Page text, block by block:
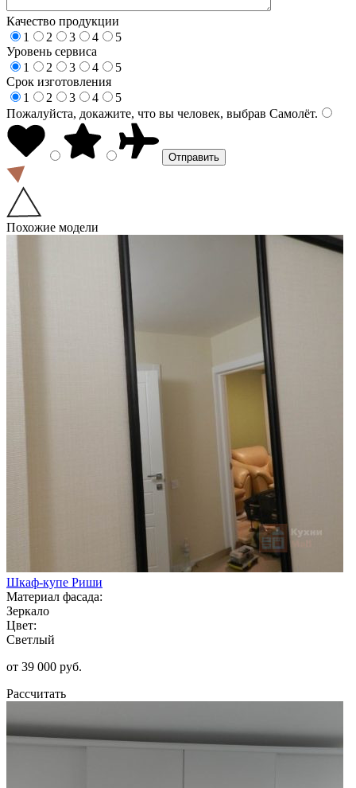
Качество продукции
1
2 3 4
5
Уровень сервиса
1
2 3 4
5
Срок изготовления
1
2 3 4
5
Пожалуйста, докажите, что вы человек, выбрав Самолёт.
Похожие модели
Шкаф-купе Риши
Материал фасада:
Зеркало
Цвет:
Светлый
от 39 000 руб.
Рассчитать